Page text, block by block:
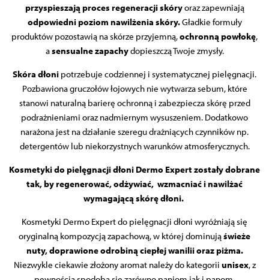
przyspieszają proces regeneracji skóryoraz zapewniają
odpowiedni poziom nawilżenia skóry.Gładkie formuły
produktów pozostawią na skórze przyjemną,ochronną powłokę,
asensualne zapachydopieszczą Twoje zmysły.
Skóra dłoni potrzebuje codziennej i systematycznej pielęgnacji.
Pozbawiona gruczołów łojowych nie wytwarza sebum, które
stanowi naturalną barierę ochronną i zabezpiecza skórę przed
podrażnieniami oraz nadmiernym wysuszeniem. Dodatkowo
narażona jest na działanie szeregu drażniących czynników np.
detergentów lub niekorzystnych warunków atmosferycznych.
Kosmetyki do pielęgnacji dłoni Dermo Expert zostały dobrane
tak, by regenerować, odżywiać, wzmacniać i nawilżać
wymagającą skórę dłoni.
Kosmetyki Dermo Expert do pielęgnacji dłoni wyróżniają się
oryginalną kompozycją zapachową, w której dominująświeże
nuty, doprawione odrobiną ciepłej wanilii oraz piżma.
Niezwykle ciekawie złożony aromat należy do kategorii unisex, z